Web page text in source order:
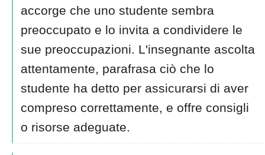
accorge che uno studente sembra
preoccupato e lo invita a condividere le
sue preoccupazioni. L'insegnante ascolta
attentamente, parafrasa ciò che lo
studente ha detto per assicurarsi di aver
compreso correttamente, e offre consigli
o risorse adeguate.